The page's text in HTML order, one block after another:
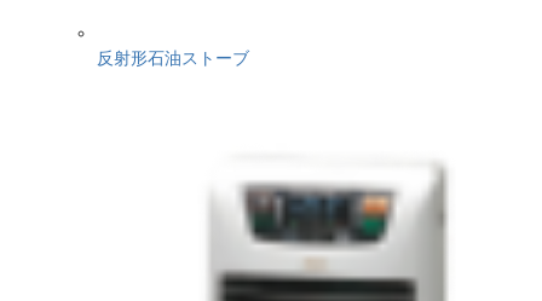
反射形石油ストーブ